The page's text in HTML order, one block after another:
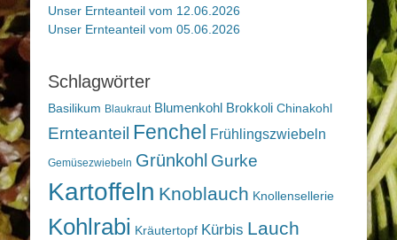
Unser Ernteanteil vom 12.06.2026
Unser Ernteanteil vom 05.06.2026
Schlagwörter
Basilikum Blaukraut Blumenkohl Brokkoli Chinakohl
Ernteanteil Fenchel Frühlingszwiebeln
Gemüsezwiebeln Grünkohl Gurke
Kartoffeln Knoblauch Knollensellerie
Kohlrabi Kräutertopf Kürbis Lauch